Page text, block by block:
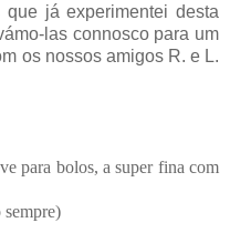
já experimentei desta
las connosco para um
os nossos amigos R. e L.
para bolos, a super fina com